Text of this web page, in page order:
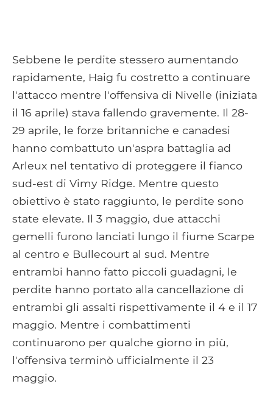
Sebbene le perdite stessero aumentando
rapidamente, Haig fu costretto a continuare
l'attacco mentre l'offensiva di Nivelle (iniziata
il 16 aprile) stava fallendo gravemente. Il 28-
29 aprile, le forze britanniche e canadesi
hanno combattuto un'aspra battaglia ad
Arleux nel tentativo di proteggere il fianco
sud-est di Vimy Ridge. Mentre questo
obiettivo è stato raggiunto, le perdite sono
state elevate. Il 3 maggio, due attacchi
gemelli furono lanciati lungo il fiume Scarpe
al centro e Bullecourt al sud. Mentre
entrambi hanno fatto piccoli guadagni, le
perdite hanno portato alla cancellazione di
entrambi gli assalti rispettivamente il 4 e il 17
maggio. Mentre i combattimenti
continuarono per qualche giorno in più,
l'offensiva terminò ufficialmente il 23
maggio.